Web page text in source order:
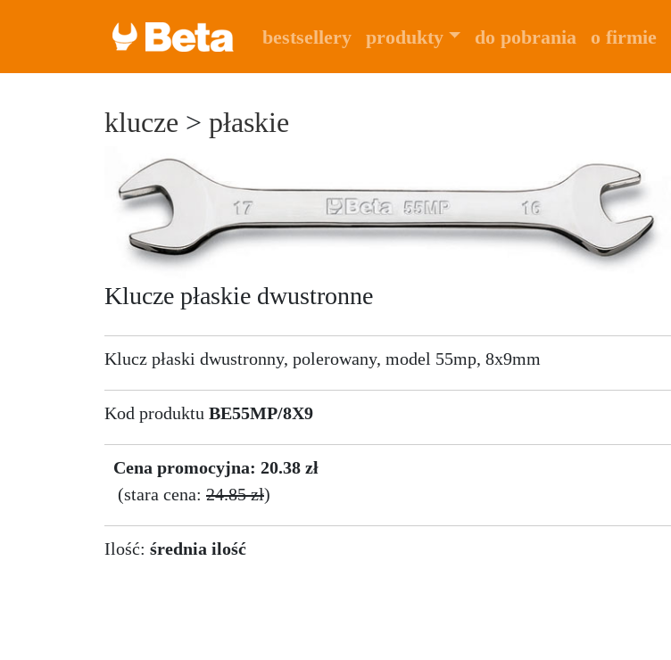
bestsellery produkty do pobrania o firmie
klucze > płaskie
Klucze płaskie dwustronne
Klucz płaski dwustronny, polerowany, model 55mp, 8x9mm
Kod produktu BE55MP/8X9
Cena promocyjna: 20.38 zł
(stara cena: 24.85 zł)
Ilość: średnia ilość